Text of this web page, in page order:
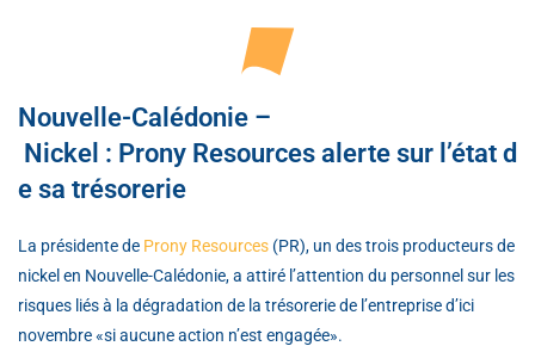
Nouvelle-Calédonie –
Nickel : Prony Resources alerte sur l’état d
e sa trésorerie
La présidente de Prony Resources (PR), un des trois producteurs de
nickel en Nouvelle-Calédonie, a attiré l’attention du personnel sur les
risques liés à la dégradation de la trésorerie de l’entreprise d’ici
novembre «si aucune action n’est engagée».